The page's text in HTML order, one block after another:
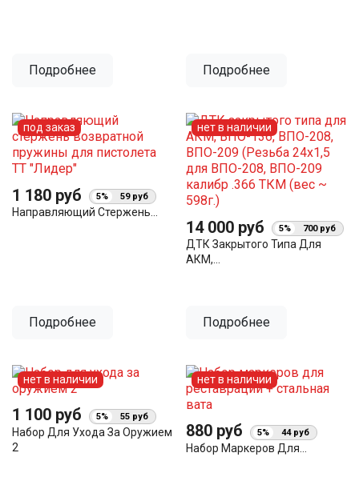
Подробнее Подробнее
1 180 руб 5% 59 руб
Направляющий Стержень...
Подробнее
под заказ
14 000 руб 5% 700 руб
ДТК Закрытого Типа Для
АКМ,...
Подробнее
нет в наличии
1 100 руб 5% 55 руб
Набор Для Ухода За Оружием
2
нет в наличии
880 руб 5% 44 руб
Набор Маркеров Для...
нет в наличии